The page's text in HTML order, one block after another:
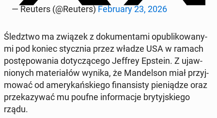
— Reuters (@Reuters) Fe­bru­ary 23, 2026
Śledz­two ma związek z do­ku­men­ta­mi opu­bli­ko­wa­ny­
mi pod koniec stycz­nia przez władze USA w ramach
po­stę­po­wa­nia do­ty­czą­ce­go Jeffrey Epstein. Z ujaw­
nio­nych ma­te­ria­łów wynika, że Man­del­son miał przyj­
mo­wać od ame­ry­kań­skie­go fi­nan­si­sty pie­nią­dze oraz
prze­ka­zy­wać mu poufne in­for­ma­cje bry­tyj­skie­go
rządu.